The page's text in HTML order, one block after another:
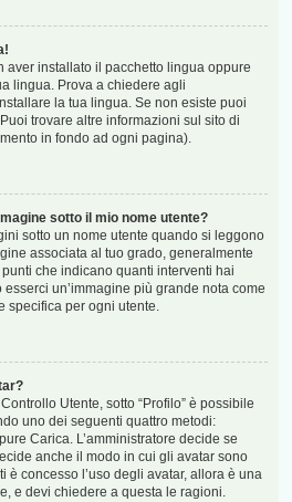
aver installato il pacchetto lingua oppure
lingua. Prova a chiedere agli
la tua lingua. Se non esiste puoi
trovare altre informazioni sul sito di
in fondo ad ogni pagina).
sotto il mio nome utente?
sotto un nome utente quando si leggono
associata al tuo grado, generalmente
che indicano quanti interventi hai
un’immagine più grande nota come
specifica per ogni utente.
Utente, sotto “Profilo” è possibile
uno dei seguenti quattro metodi:
Carica. L’amministratore decide se
anche il modo in cui gli avatar sono
è concesso l’uso degli avatar, allora è una
e devi chiedere a questa le ragioni.